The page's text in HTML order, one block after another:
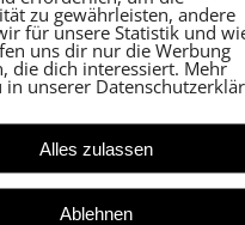
Betreuung
zu gewährleisten, andere
für unsere Statistik und
uns dir nur die Werbung
die dich interessiert. Mehr
unserer
Alles zulassen
Ablehnen